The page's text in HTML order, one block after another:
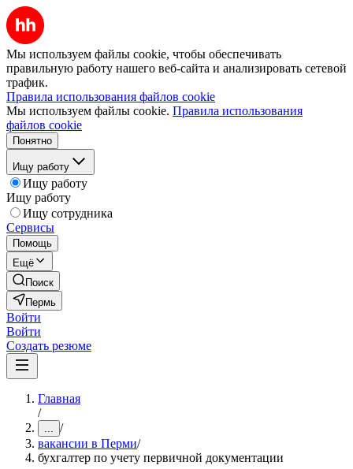
Мы используем файлы cookie, чтобы обеспечивать
правильную работу нашего веб-сайта и анализировать сетевой
трафик.
Правила использования файлов cookie
Мы используем файлы cookie. Правила использования
файлов cookie
Понятно
Ищу работу
Ищу работу
Ищу работу
Ищу сотрудника
Сервисы
Помощь
Ещё
Поиск
Пермь
Войти
Войти
Создать резюме
Главная
/
... /
вакансии в Перми/
бухгалтер по учету первичной документации